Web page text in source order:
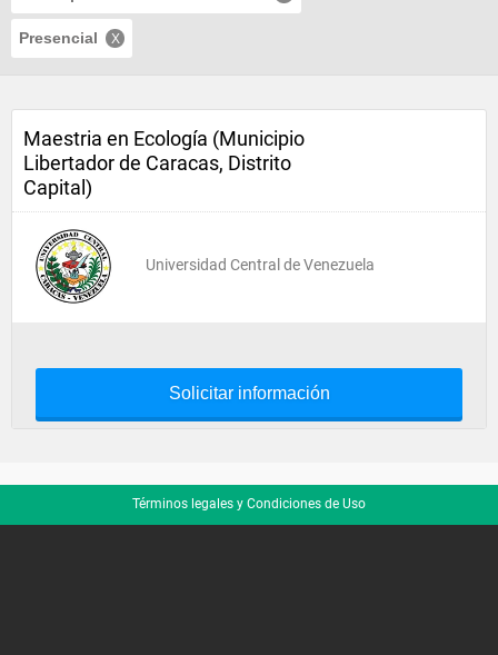
Presencial
Maestria en Ecología (Municipio
Libertador de Caracas, Distrito
Capital)
Universidad Central de Venezuela
Solicitar información
Términos legales y Condiciones de Uso